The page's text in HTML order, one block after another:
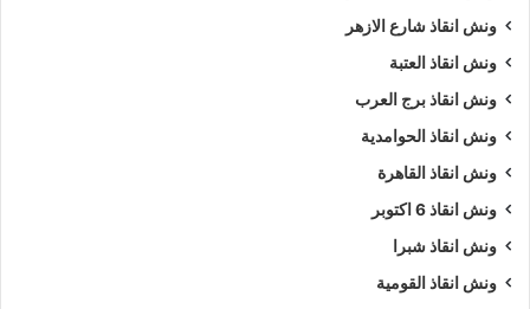
ونش انقاذ شارع الازهر
ونش انقاذ العتبة
ونش انقاذ برج العرب
ونش انقاذ الحوامدية
ونش انقاذ القاهرة
ونش انقاذ 6 اكتوبر
ونش انقاذ شبرا
ونش انقاذ القومية